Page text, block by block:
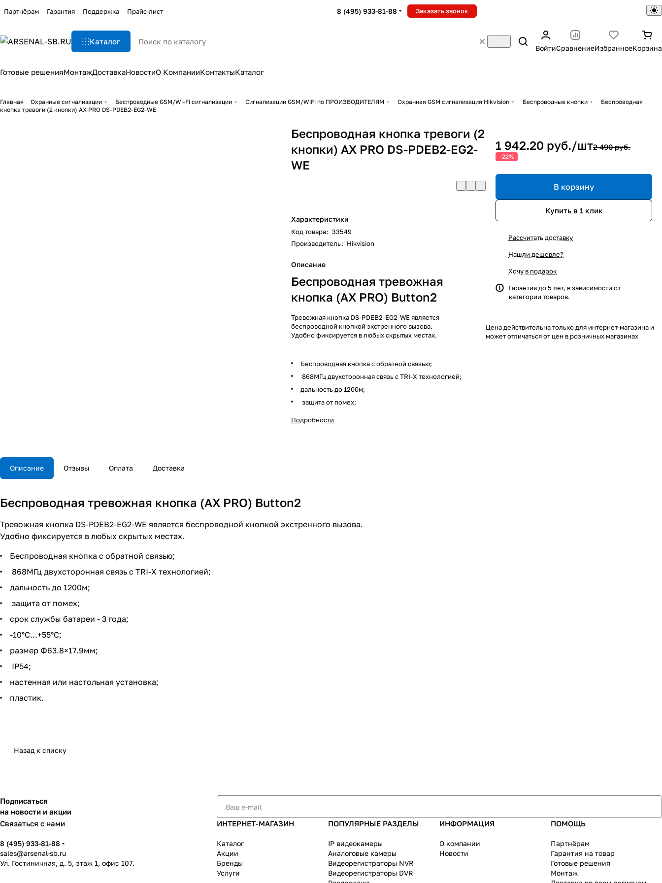
Партнёрам Гарантия Поддержка Прайс-лист 8 (495) 933-81-88 Заказать звонок
Каталог
ВойтиСравнениеИзбранноеКорзина
Готовые решенияМонтажДоставкаНовостиО КомпанииКонтактыКаталог
Главная Охранные сигнализации Беспроводные GSM/Wi-Fi сигнализации Сигнализации GSM/WiFi по ПРОИЗВОДИТЕЛЯМ Охранная GSM сигнализация Hikvision Беспроводные кнопки
Беспроводная
кнопка тревоги (2 кнопки) AX PRO DS-PDEB2-EG2-WE
Беспроводная кнопка тревоги (2
кнопки) AX PRO DS-PDEB2-EG2-
WE
Характеристики
Код товара: 33549
Производитель: Hikvision
Описание
Беспроводная тревожная
кнопка (AX PRO) Button2
Тревожная кнопка DS-PDEB2-EG2-WE является
беспроводной кнопкой экстренного вызова.
Удобно фиксируется в любых скрытых местах.
Беспроводная кнопка с обратной связью;
868МГц двухсторонная связь с TRI-X технологией;
дальность до 1200м;
защита от помех;
Подробности
1 942.20 руб./шт2 490 руб.
-22%
В корзину
Купить в 1 клик
Рассчитать доставку
Нашли дешевле?
Хочу в подарок
Гарантия до 5 лет, в зависимости от
категории товаров.
Цена действительна только для интернет-магазина и
может отличаться от цен в розничных магазинах
Описание Отзывы Оплата Доставка
Беспроводная тревожная кнопка (AX PRO) Button2
Тревожная кнопка DS-PDEB2-EG2-WE является беспроводной кнопкой экстренного вызова.
Удобно фиксируется в любых скрытых местах.
Беспроводная кнопка с обратной связью;
868МГц двухсторонная связь с TRI-X технологией;
дальность до 1200м;
защита от помех;
срок службы батареи - 3 года;
-10°C...+55°C;
размер Ф63.8×17.9мм;
IP54;
настенная или настольная установка;
пластик.
Назад к списку
Подписаться
на новости и акции
Связаться с нами
8 (495) 933-81-88
sales@arsenal-sb.ru
Ул. Гостиничная, д. 5, этаж 1, офис 107.
ИНТЕРНЕТ-МАГАЗИН
Каталог
Акции
Бренды
Услуги
ПОПУЛЯРНЫЕ РАЗДЕЛЫ
IP видеокамеры
Аналоговые камеры
Видеорегистраторы NVR
Видеорегистраторы DVR
ИНФОРМАЦИЯ
О компании
Новости
ПОМОЩЬ
Партнёрам
Гарантия на товар
Готовые решения
Монтаж